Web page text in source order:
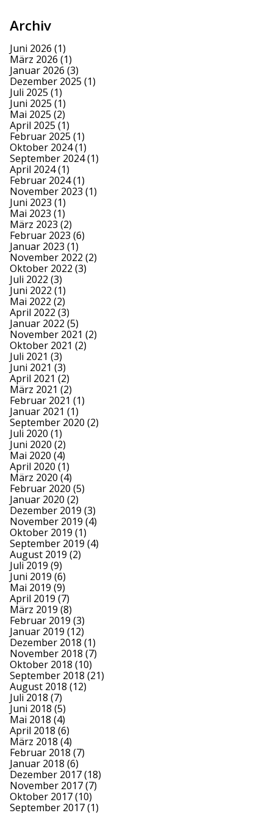
Archiv
Juni 2026 (1)
März 2026 (1)
Januar 2026 (3)
Dezember 2025 (1)
Juli 2025 (1)
Juni 2025 (1)
Mai 2025 (2)
April 2025 (1)
Februar 2025 (1)
Oktober 2024(1)
September 2024(1)
April 2024(1)
Februar 2024(1)
November 2023 (1)
Juni 2023 (1)
Mai 2023 (1)
März 2023 (2)
Februar 2023 (6)
Januar 2023 (1)
November 2022 (2)
Oktober 2022 (3)
Juli 2022 (3)
Juni 2022 (1)
Mai 2022 (2)
April 2022 (3)
Januar 2022 (5)
November 2021 (2)
Oktober 2021 (2)
Juli 2021 (3)
Juni 2021 (3)
April 2021 (2)
März 2021 (2)
Februar 2021 (1)
Januar 2021 (1)
September 2020 (2)
Juli 2020 (1)
Juni 2020 (2)
Mai 2020 (4)
April 2020 (1)
März 2020 (4)
Februar 2020 (5)
Januar 2020 (2)
Dezember 2019 (3)
November 2019 (4)
Oktober 2019 (1)
September 2019 (4)
August 2019 (2)
Juli 2019 (9)
Juni 2019 (6)
Mai 2019 (9)
April 2019 (7)
März 2019 (8)
Februar 2019 (3)
Januar 2019 (12)
Dezember 2018 (1)
November 2018 (7)
Oktober 2018 (10)
September 2018 (21)
August 2018 (12)
Juli 2018 (7)
Juni 2018 (5)
Mai 2018 (4)
April 2018 (6)
März 2018 (4)
Februar 2018 (7)
Januar 2018 (6)
Dezember 2017(18)
November 2017(7)
Oktober 2017(10)
September 2017(1)